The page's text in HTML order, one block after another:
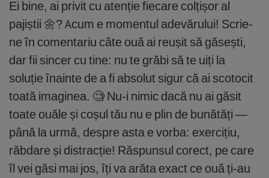
Ei bine, ai privit cu atenție fiecare colțișor al
pajiștii 🌼? Acum e momentul adevărului! Scrie-
ne în comentariu câte ouă ai reușit să găsești,
dar fii sincer cu tine: nu te grăbi să te uiți la
soluție înainte de a fi absolut sigur că ai scotocit
toată imaginea. 🧐 Nu-i nimic dacă nu ai găsit
toate ouăle și coșul tău nu e plin de bunătăți —
până la urmă, despre asta e vorba: exercițiu,
răbdare și distracție! Răspunsul corect, pe care
îl vei găsi mai jos, îți va arăta exact ce ouă ți-au